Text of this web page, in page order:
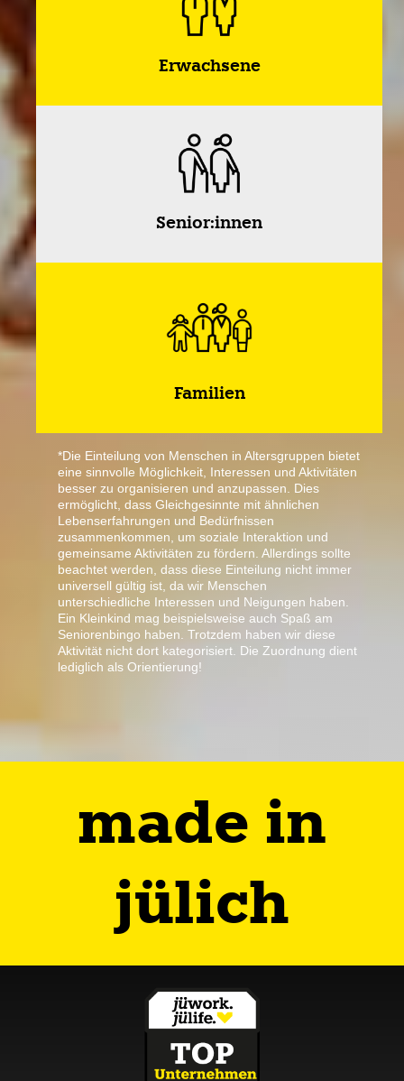
Erwachsene
Senior:innen
Familien
*Die Einteilung von Menschen in Altersgruppen bietet
eine sinnvolle Möglichkeit, Interessen und Aktivitäten
besser zu organisieren und anzupassen. Dies
ermöglicht, dass Gleichgesinnte mit ähnlichen
Lebenserfahrungen und Bedürfnissen
zusammenkommen, um soziale Interaktion und
gemeinsame Aktivitäten zu fördern. Allerdings sollte
beachtet werden, dass diese Einteilung nicht immer
universell gültig ist, da wir Menschen
unterschiedliche Interessen und Neigungen haben.
Ein Kleinkind mag beispielsweise auch Spaß am
Seniorenbingo haben. Trotzdem haben wir diese
Aktivität nicht dort kategorisiert. Die Zuordnung dient
lediglich als Orientierung!
made in
jülich